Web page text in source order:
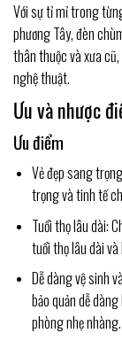
Với sự tỉ mỉ trong
phương Tây, đèn
thân thuộc và xưa
nghệ thuật.
Ưu và nhược
Ưu điểm
Vẻ đẹp sang
trọng và tinh tế
Tuổi thọ lâu dài:
tuổi thọ lâu dài
Dễ dàng vệ sinh
bảo quản dễ
phòng nhẹ nhàng.